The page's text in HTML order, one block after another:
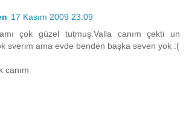
17 Kasım 2009 23:09
çok güzel tutmuş.Valla canım çekti un
sverim ama evde benden başka seven yok :(
canım